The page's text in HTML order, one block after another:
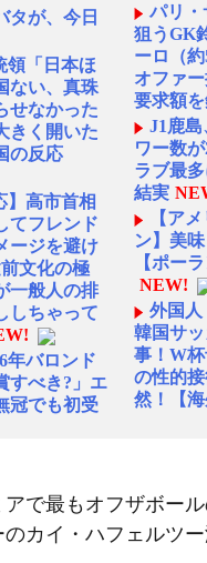
タが、今日
領「日本ほ
ない、真珠
せなかった
きく開いた
の反応
】高市首相
てフレンド
ージを避け
文化の極
一般人の排
しちゃって
年バロンド
すべき?」エ
冠でも初受
科学者が猫
げる注射剤
そノーベル
パリ・
狙うGK
ーロ（
オファ
要求額
J1鹿島
ワー数
ラブ最
結実
【ア
ン】美
【ポー
NEW!
外国人
韓国サ
事！W
の性的
然！【海
高さに
ぐりこ
海外「
で最もオフザボー
カイ・ハフェルツ